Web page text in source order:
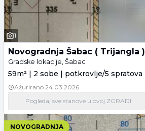
1
Novogradnja Šabac ( Trijangla )
Gradske lokacije, Šabac
59m² | 2 sobe | potkrovlje/5 spratova
Ažurirano 24.03.2026.
Pogledajsve stanove u ovoj ZGRADI
NOVOGRADNJA